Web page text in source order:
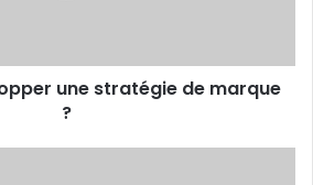
une stratégie de marque
?